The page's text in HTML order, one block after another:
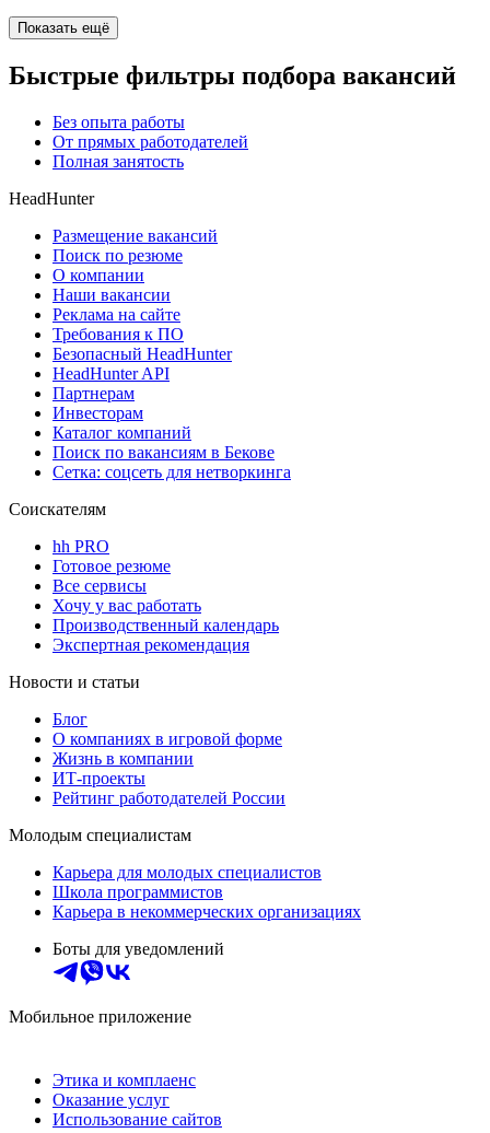
Показать ещё
Быстрые фильтры подбора вакансий
Без опыта работы
От прямых работодателей
Полная занятость
HeadHunter
Размещение вакансий
Поиск по резюме
О компании
Наши вакансии
Реклама на сайте
Требования к ПО
Безопасный HeadHunter
HeadHunter API
Партнерам
Инвесторам
Каталог компаний
Поиск по вакансиям в Бекове
Сетка: соцсеть для нетворкинга
Соискателям
hh PRO
Готовое резюме
Все сервисы
Хочу у вас работать
Производственный календарь
Экспертная рекомендация
Новости и статьи
Блог
О компаниях в игровой форме
Жизнь в компании
ИТ-проекты
Рейтинг работодателей России
Молодым специалистам
Карьера для молодых специалистов
Школа программистов
Карьера в некоммерческих организациях
Боты для уведомлений
Мобильное приложение
Этика и комплаенс
Оказание услуг
Использование сайтов